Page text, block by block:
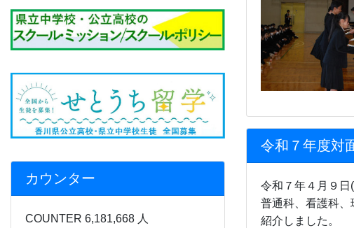
カウンター
COUNTER 6,181,668 人
令和７年度対
令和７年４月９
普通科
看護科、
紹介しました。